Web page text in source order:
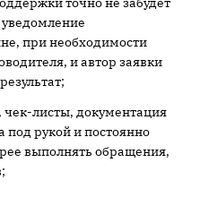
при необходимости
и автор заявки
чек-листы, документация
под рукой и постоянно
выполнять обращения,